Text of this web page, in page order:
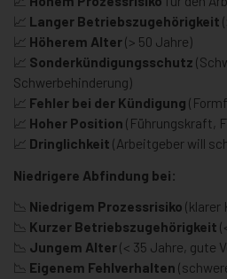
📈 Langer Betriebszugehörigkeit
📈 Höherem Alter(> 50 Jahre)
📈 Sonderkündigungsschutz
Schwerbehinderung)
📈 Fehler bei der Kündigung
📈 Hoher Position (Führungskraft,
📈 Dringlichkeit (Arbeitgeber will
Niedrigere Abfindung bei:
📉 Niedrigem Prozessrisiko (klarer
📉 Kurzer Betriebszugehörigkeit
📉 Jungem Alter(< 35 Jahre, gute
📉 Eigenem Fehlverhalten